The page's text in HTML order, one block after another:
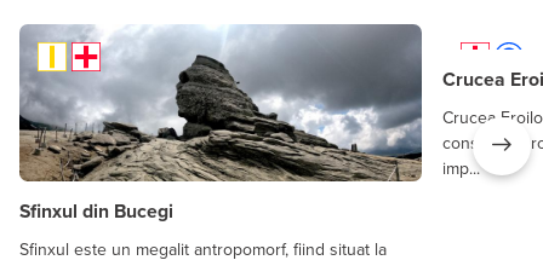
Sfinxul din Bucegi
Sfinxul este un megalit antropomorf, fiind situat la
Crucea
Crucea
construcție
imp...